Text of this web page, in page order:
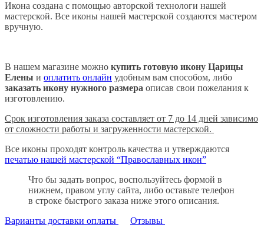
Икона создана с помощью авторской технологи нашей
мастерской. Все иконы нашей мастерской создаются мастером
вручную.
В нашем магазине можно купить готовую икону Царицы
Елены и оплатить онлайн удобным вам способом, либо
заказать икону нужного размера описав свои пожелания к
изготовлению.
Срок изготовления заказа составляет от 7 до 14 дней зависимо
от сложности работы и загруженности мастерской.
Все иконы проходят контроль качества и утверждаются
печатью нашей мастерской “Православных икон”
Что бы задать вопрос, воспользуйтесь формой в
нижнем, правом углу сайта, либо оставьте телефон
в строке быстрого заказа ниже этого описания.
Варианты доставки оплаты
Отзывы